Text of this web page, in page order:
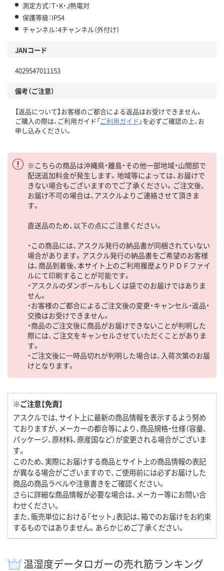
測定方式：T・K・J熱電対
保護等級：IP54
チャンネル：4チャンネル（外付け）
JANコード
4029547011153
備考（ご注意）
【返品について】お客様のご都合による返品はお受けできません。
ご購入の際は、ご利用ガイド「ご利用ガイド 」を必ずご確認の上、お
申し込みください。
※こちらの商品は沖縄県・離島・その他一部地域・山間部で
配送追加料金が発生します。地域等によっては、お届けで
きない場合もございますのでご了承ください。ご注文後、
お届け不可の場合は、アスクルよりご連絡させて頂きま
す。
直送品のため、以下の点にご注意ください。
・この商品には、アスクル発行の納品書が同梱されていない
場合があります。アスクル発行の納品書をご希望のお客様
は、商品到着後、本サイト上のご利用履歴よりＰＤＦファイ
ルにて印刷することが可能です。
・アスクルのダンボールもしくは袋でのお届けではありま
せん。
・お客様のご都合によるご注文後の変更・キャンセル・返品・
交換はお受けできません。
・商品のご注文後に商品がお届けできないことが判明した
際には、ご注文をキャンセルさせていただくことがありま
す。
・ご注文後に一時品切れが判明した場合は、入荷次第のお届
けとなります。
※ご注意【免責】
アスクルでは、サイト上に最新の商品情報を表示するよう努め
ておりますが、メーカーの都合等により、商品規格・仕様（容量、
パッケージ、原材料、原産国など）が変更される場合がございま
す。
このため、実際にお届けする商品とサイト上の商品情報の表記
が異なる場合がございますので、ご使用前には必ずお届けした
商品の商品ラベルや注意書きをご確認ください。
さらに詳細な商品情報が必要な場合は、メーカー等にお問い合
わせください。
また、販売単位における「セット」表記は、箱でのお届けをお約束
するものではありません。あらかじめご了承ください。
温湿度データロガーの売れ筋ランキング